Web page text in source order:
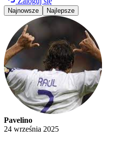
Najnowsze Najlepsze
Pavelino
24 września 2025